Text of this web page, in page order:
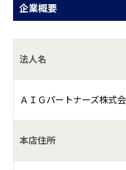
企業概要
法人名
ＡＩＧパートナーズ株式
本店住所